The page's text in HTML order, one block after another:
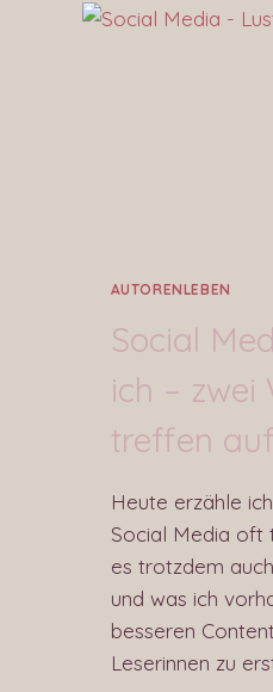
AUTORENLEBEN
Social
ich – zwei
treffen
Heute erzähle
Social Media oft
es trotzdem
und was ich
besseren
Leserinnen zu